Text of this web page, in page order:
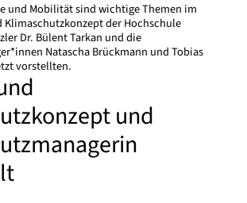
und Mobilität sind wichtige Themen im
Klimaschutzkonzept der Hochschule
Dr. Bülent Tarkan und die
Natascha Brückmann und Tobias
vorstellten.
und